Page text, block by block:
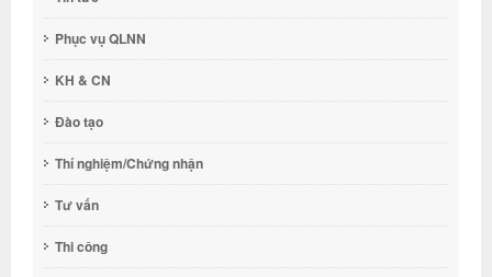
Phục vụ QLNN
KH & CN
Đào tạo
Thí nghiệm/Chứng nhận
Tư vấn
Thi công